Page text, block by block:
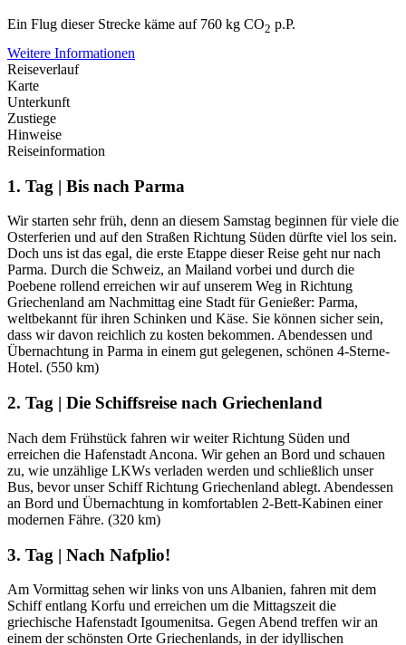
Ein Flug dieser Strecke käme auf 760 kg CO2 p.P.
Weitere Informationen
Reiseverlauf
Karte
Unterkunft
Zustiege
Hinweise
Reiseinformation
1. Tag | Bis nach Parma
Wir starten sehr früh, denn an diesem Samstag beginnen für viele die
Osterferien und auf den Straßen Richtung Süden dürfte viel los sein.
Doch uns ist das egal, die erste Etappe dieser Reise geht nur nach
Parma. Durch die Schweiz, an Mailand vorbei und durch die
Poebene rollend erreichen wir auf unserem Weg in Richtung
Griechenland am Nachmittag eine Stadt für Genießer: Parma,
weltbekannt für ihren Schinken und Käse. Sie können sicher sein,
dass wir davon reichlich zu kosten bekommen. Abendessen und
Übernachtung in Parma in einem gut gelegenen, schönen 4-Sterne-
Hotel. (550 km)
2. Tag | Die Schiffsreise nach Griechenland
Nach dem Frühstück fahren wir weiter Richtung Süden und
erreichen die Hafenstadt Ancona. Wir gehen an Bord und schauen
zu, wie unzählige LKWs verladen werden und schließlich unser
Bus, bevor unser Schiff Richtung Griechenland ablegt. Abendessen
an Bord und Übernachtung in komfortablen 2-Bett-Kabinen einer
modernen Fähre. (320 km)
3. Tag | Nach Nafplio!
Am Vormittag sehen wir links von uns Albanien, fahren mit dem
Schiff entlang Korfu und erreichen um die Mittagszeit die
griechische Hafenstadt Igoumenitsa. Gegen Abend treffen wir an
einem der schönsten Orte Griechenlands, in der idyllischen